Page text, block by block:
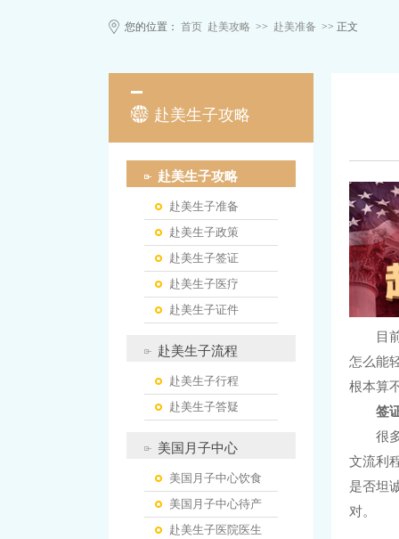
您的位置： 首页 赴美攻略 >> 赴美准备 >> 正文
目
怎么能
根本算
签
很
文流利
是否坦
对。
赴美生子攻略
赴美生子攻略
赴美生子准备
赴美生子政策
赴美生子签证
赴美生子医疗
赴美生子证件
赴美生子流程
赴美生子行程
赴美生子答疑
美国月子中心
美国月子中心饮食
美国月子中心待产
赴美生子医院医生